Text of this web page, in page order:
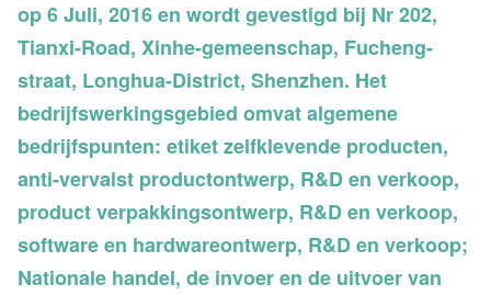
op 6 Juli, 2016 en wordt gevestigd bij Nr 202,
Tianxi-Road, Xinhe-gemeenschap, Fucheng-
straat, Longhua-District, Shenzhen. Het
bedrijfswerkingsgebied omvat algemene
bedrijfspunten: etiket zelfklevende producten,
anti-vervalst productontwerp, R&D en verkoop,
product verpakkingsontwerp, R&D en verkoop,
software en hardwareontwerp, R&D en verkoop;
Nationale handel, de invoer en de uitvoer van